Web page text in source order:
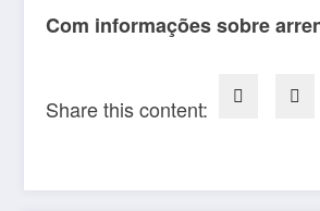
Com informações sobre
Share this content: